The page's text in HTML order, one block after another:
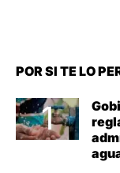
POR SI TE LO